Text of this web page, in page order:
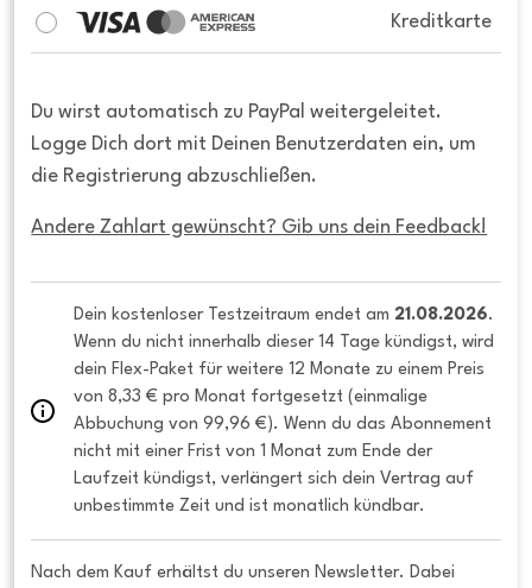
Kreditkarte
Du wirst automatisch zu PayPal weitergeleitet.
Logge Dich dort mit Deinen Benutzerdaten ein, um
die Registrierung abzuschließen.
Andere Zahlart gewünscht? Gib uns dein Feedback!
Dein kostenloser Testzeitraum endet am 21.08.2026.
Wenn du nicht innerhalb dieser 14 Tage kündigst, wird
dein Flex-Paket für weitere 12 Monate zu einem Preis
von 8,33 € pro Monat fortgesetzt (einmalige
Abbuchung von 99,96 €). Wenn du das Abonnement
nicht mit einer Frist von 1 Monat zum Ende der
Laufzeit kündigst, verlängert sich dein Vertrag auf
unbestimmte Zeit und ist monatlich kündbar.
Nach dem Kauf erhältst du unseren Newsletter. Dabei